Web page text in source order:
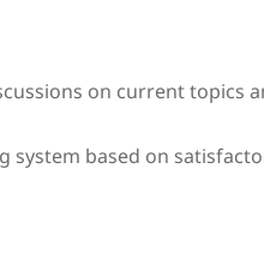
on current topics
based on